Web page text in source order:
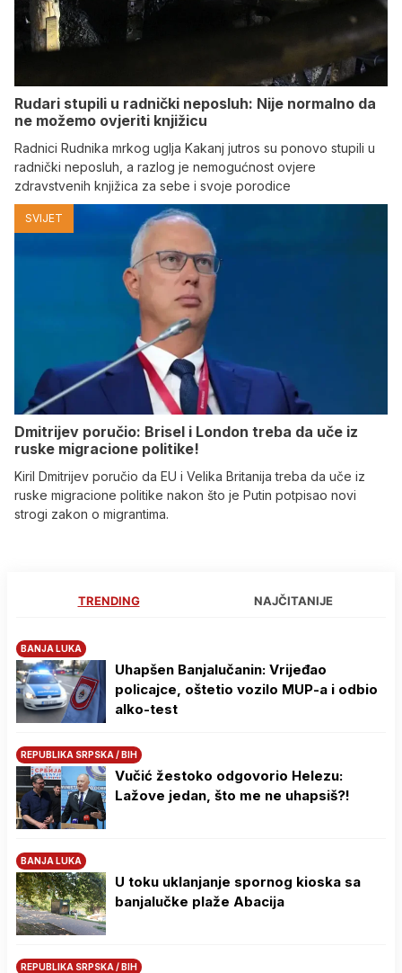
Rudari stupili u radnički neposluh: Nije normalno da
ne možemo ovjeriti knjižicu
Radnici Rudnika mrkog uglja Kakanj jutros su ponovo stupili u
radnički neposluh, a razlog je nemogućnost ovjere
zdravstvenih knjižica za sebe i svoje porodice
SVIJET
Dmitrijev poručio: Brisel i London treba da uče iz
ruske migracione politike!
Kiril Dmitrijev poručio da EU i Velika Britanija treba da uče iz
ruske migracione politike nakon što je Putin potpisao novi
strogi zakon o migrantima.
TRENDING NAJČITANIJE
BANJA LUKA
Uhapšen Banjalučanin: Vrijeđao
policajce, oštetio vozilo MUP-a i odbio
alko-test
REPUBLIKA SRPSKA / BIH
Vučić žestoko odgovorio Helezu:
Lažove jedan, što me ne uhapsiš?!
BANJA LUKA
U toku uklanjanje spornog kioska sa
banjalučke plaže Abacija
REPUBLIKA SRPSKA / BIH